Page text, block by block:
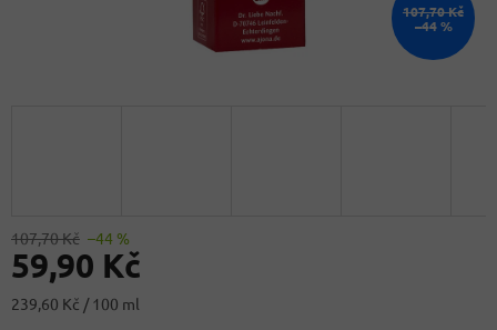
107,70 Kč
–44 %
107,70 Kč –44 %
59,90 Kč
Měrná
239,60 Kč / 100 ml